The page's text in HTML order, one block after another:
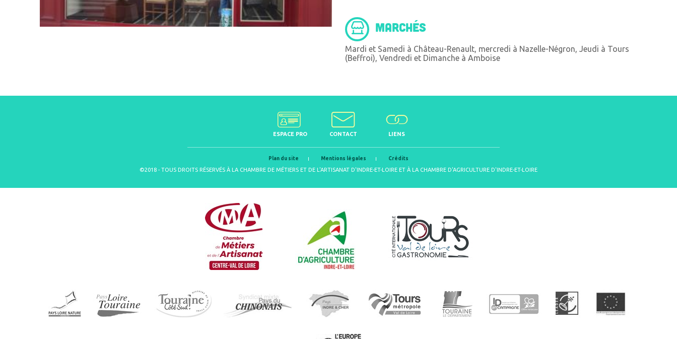
MARCHÉS
Mardi et Samedi à Château-Renault, mercredi à Nazelle-Négron, Jeudi à Tours
(Beffroi), Vendredi et Dimanche à Amboise
ESPACE PRO CONTACT LIENS
Plan du site Mentions légales Crédits
©2018 - TOUS DROITS RÉSERVÉS À LA CHAMBRE DE MÉTIERS ET DE L'ARTISANAT D'INDRE-ET-LOIRE ET À LA CHAMBRE D'AGRICULTURE D'INDRE-ET-LOIRE